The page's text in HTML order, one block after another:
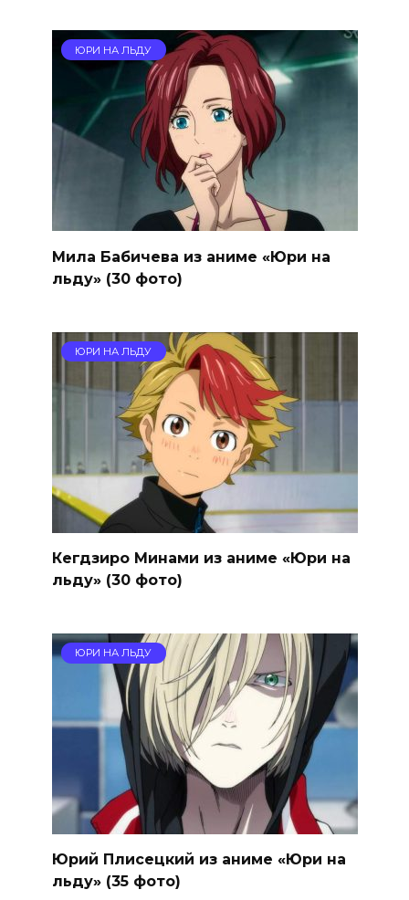
ЮРИ НА ЛЬДУ
Мила Бабичева из аниме «Юри на
льду» (30 фото)
ЮРИ НА ЛЬДУ
Кегдзиро Минами из аниме «Юри на
льду» (30 фото)
ЮРИ НА ЛЬДУ
Юрий Плисецкий из аниме «Юри на
льду» (35 фото)